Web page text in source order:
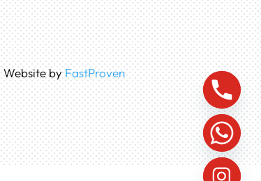
Website byFastProven